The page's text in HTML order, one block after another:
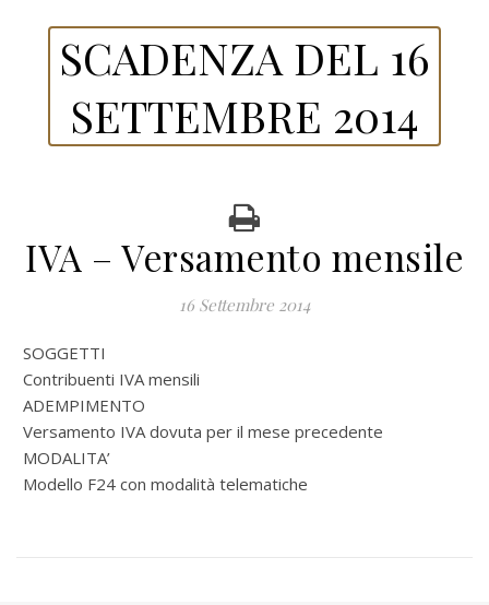
SCADENZA DEL 16
SETTEMBRE 2014
IVA – Versamento mensile
16 Settembre 2014
SOGGETTI
Contribuenti IVA mensili
ADEMPIMENTO
Versamento IVA dovuta per il mese precedente
MODALITA’
Modello F24 con modalità telematiche